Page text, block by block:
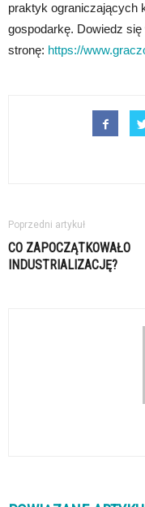
praktyk ograniczających
gospodarkę. Dowiedz
stronę: https://
Poprzedni artykuł
CO ZAPOCZĄTKOWAŁO
INDUSTRIALIZACJĘ?